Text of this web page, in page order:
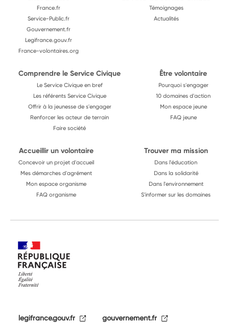
France.fr
Service-Public.fr
Gouvernement.fr
Legifrance.gouv.fr
France-volontaires.org
Témoignages
Actualités
Comprendre le Service Civique
Le Service Civique en bref
Les référents Service Civique
Offrir à la jeunesse de s'engager
Renforcer les acteur de terrain
Faire société
Être volontaire
Pourquoi s'engager
10 domaines d'action
Mon espace jeune
FAQ jeune
Accueillir un volontaire
Concevoir un projet d'accueil
Mes démarches d'agrément
Mon espace organisme
FAQ organisme
Trouver ma mission
Dans l'éducation
Dans la solidarité
Dans l'environnement
S'informer sur les domaines
legifrance.gouv.fr gouvernement.fr